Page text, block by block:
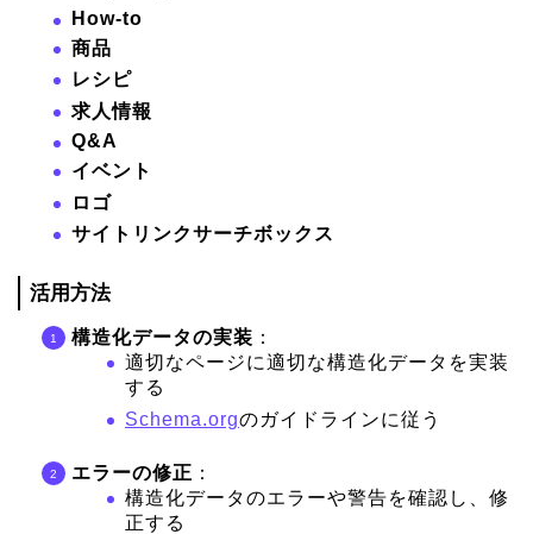
How-to
商品
レシピ
求人情報
Q&A
イベント
ロゴ
サイトリンクサーチボックス
活用方法
構造化データの実装 ：
適切なページに適切な構造化データを実装
する
Schema.orgのガイドラインに従う
エラーの修正 ：
構造化データのエラーや警告を確認し、修
正する